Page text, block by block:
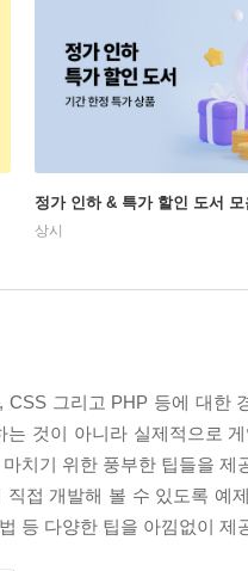
정가 인하 & 특가 할인 도서 모
상시
CSS 그리고 PHP 등에 대
것이 아니라 실제적으로
치기 위한 풍부한 팁들을
접 개발해 볼 수 있도록 예
등 다양한 팁을 아낌없이 제